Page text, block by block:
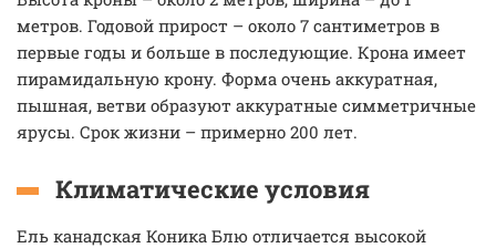
метров. Годовой прирост – около 7 сантиметров в
первые годы и больше в последующие. Крона имеет
пирамидальную крону. Форма очень аккуратная,
пышная, ветви образуют аккуратные симметричные
ярусы. Срок жизни – примерно 200 лет.
Климатические условия
Ель канадская Коника Блю отличается высокой